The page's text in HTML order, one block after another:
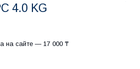
4.0 KG
на сайте — 17 000 ₸